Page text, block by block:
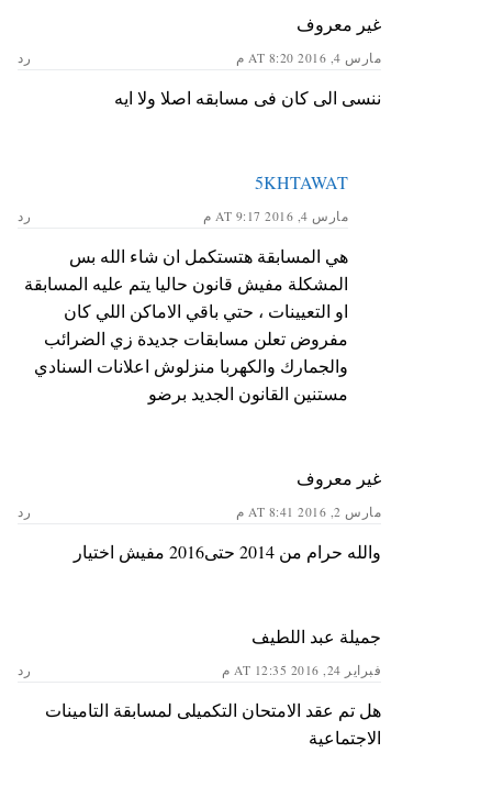
غير معروف
مارس 4, 2016 AT 8:20 م رد
ننسى الى كان فى مسابقه اصلا ولا ايه
5KHTAWAT
مارس 4, 2016 AT 9:17 م رد
هي المسابقة هتستكمل ان شاء الله بس
المشكلة مفيش قانون حاليا يتم عليه المسابقة
او التعيينات ، حتي باقي الاماكن اللي كان
مفروض تعلن مسابقات جديدة زي الضرائب
والجمارك والكهربا منزلوش اعلانات السنادي
مستنين القانون الجديد برضو
غير معروف
مارس 2, 2016 AT 8:41 م رد
والله حرام من 2014 حتى2016 مفيش اختيار
جميلة عبد اللطيف
فبراير 24, 2016 AT 12:35 م رد
هل تم عقد الامتحان التكميلى لمسابقة التامينات
الاجتماعية